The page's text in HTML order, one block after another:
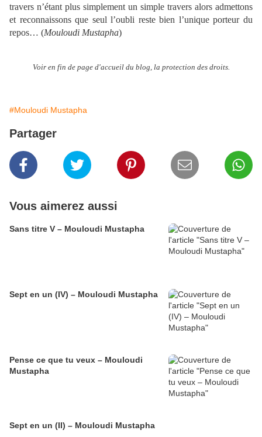
travers n’étant plus simplement un simple travers alors admettons
et reconnaissons que seul l’oubli reste bien l’unique porteur du
repos… (Mouloudi Mustapha)
Voir en fin de page d'accueil du blog, la protection des droits.
#Mouloudi Mustapha
Partager
Vous aimerez aussi
Sans titre V – Mouloudi Mustapha
Sept en un (IV) – Mouloudi Mustapha
Pense ce que tu veux – Mouloudi
Mustapha
Sept en un (II) – Mouloudi Mustapha